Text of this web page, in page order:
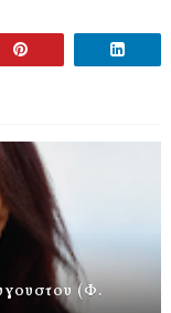
(Φ.